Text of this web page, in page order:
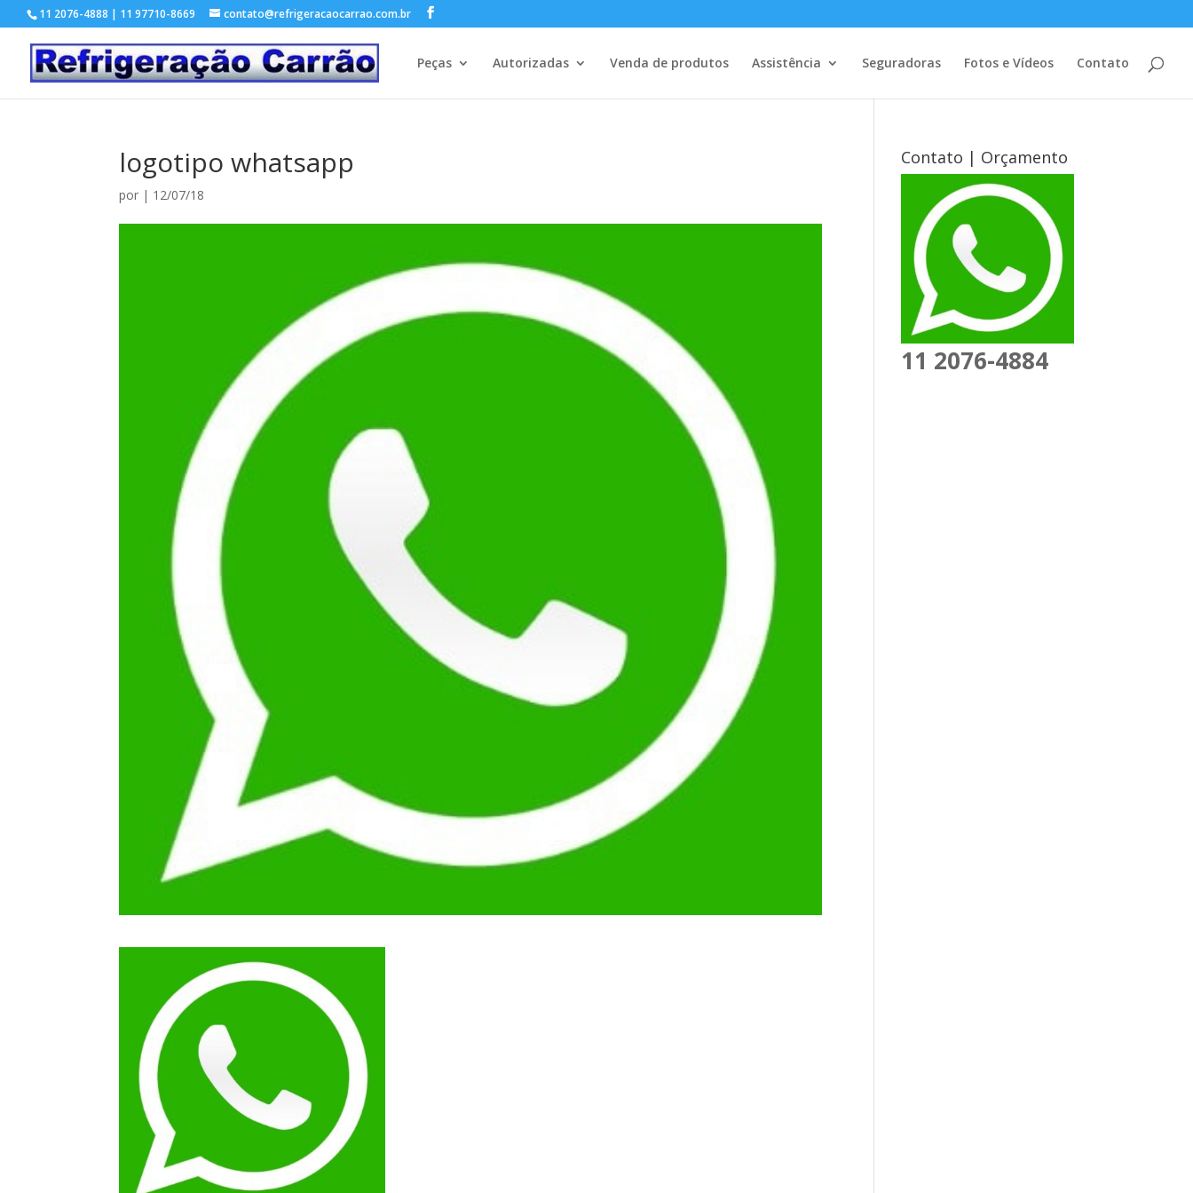
11 2076-4888 | 11 97710-8669 contato@refrigeracaocarrao.com.br
Peças Autorizadas Venda de produtos Assistência Seguradoras Fotos e Vídeos Contato
logotipo whatsapp
por | 12/07/18
Contato | Orçamento
11 2076-4884